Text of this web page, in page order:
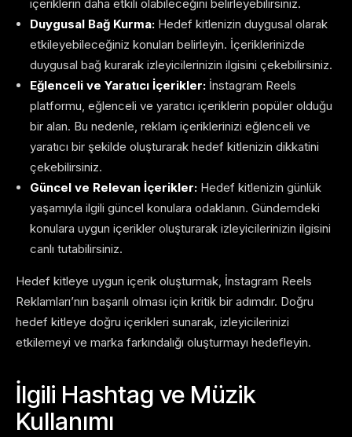
içeriklerin daha etkili olabileceğini belirleyebilirsiniz.
Duygusal Bağ Kurma: Hedef kitlenizin duygusal olarak
etkileyebileceğiniz konuları belirleyin. İçeriklerinizde
duygusal bağ kurarak izleyicilerinizin ilgisini çekebilirsiniz.
Eğlenceli ve Yaratıcı İçerikler: İnstagram Reels
platformu, eğlenceli ve yaratıcı içeriklerin popüler olduğu
bir alan. Bu nedenle, reklam içeriklerinizi eğlenceli ve
yaratıcı bir şekilde oluşturarak hedef kitlenizin dikkatini
çekebilirsiniz.
Güncel ve Relevan İçerikler: Hedef kitlenizin günlük
yaşamıyla ilgili güncel konulara odaklanın. Gündemdeki
konulara uygun içerikler oluşturarak izleyicilerinizin ilgisini
canlı tutabilirsiniz.
Hedef kitleye uygun içerik oluşturmak, İnstagram Reels
Reklamları’nın başarılı olması için kritik bir adımdır. Doğru
hedef kitleye doğru içerikleri sunarak, izleyicilerinizi
etkilemeyi ve marka farkındalığı oluşturmayı hedefleyin.
İlgili Hashtag ve Müzik
Kullanımı